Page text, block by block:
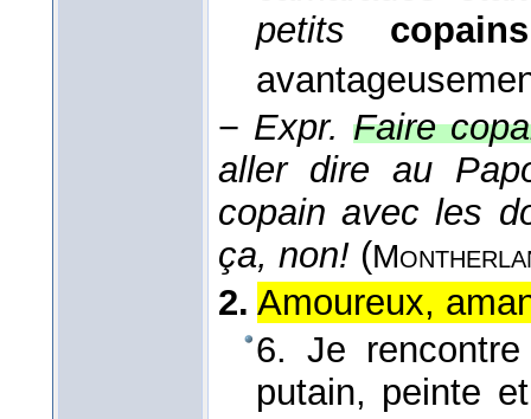
petits
− Expr. Faire
aller dire au
copain avec les
ça, non! (
2. Amoureux,
6. Je
putain, peinte